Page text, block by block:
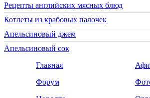
Рецепты английских мясных блюд
Котлеты из крабовых палочек
Апельсиновый джем
Апельсиновый сок
Главная
Форум